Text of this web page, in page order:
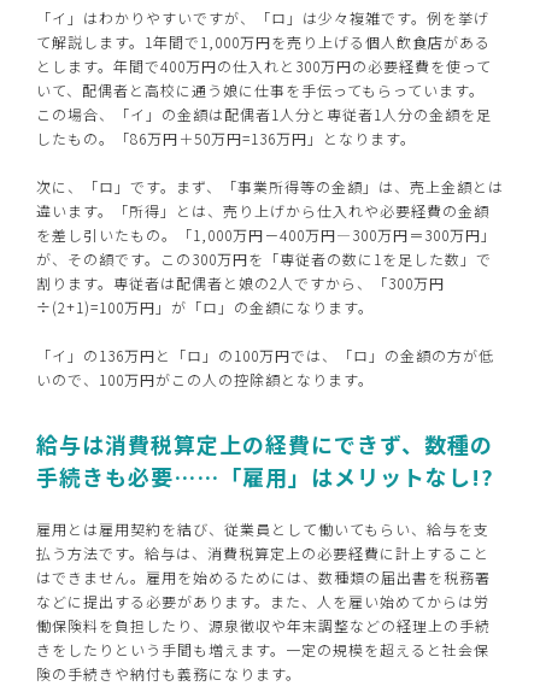
「イ」はわかりやすいですが、「ロ」は少々複雑です。例を挙げ
て解説します。1年間で1,000万円を売り上げる個人飲食店がある
とします。年間で400万円の仕入れと300万円の必要経費を使って
いて、配偶者と高校に通う娘に仕事を手伝ってもらっています。
この場合、「イ」の金額は配偶者1人分と専従者1人分の金額を足
したもの。「86万円＋50万円=136万円」となります。
次に、「ロ」です。まず、「事業所得等の金額」は、売上金額とは
違います。「所得」とは、売り上げから仕入れや必要経費の金額
を差し引いたもの。「1,000万円－400万円―300万円＝300万円」
が、その額です。この300万円を「専従者の数に1を足した数」で
割ります。専従者は配偶者と娘の2人ですから、「300万円
÷(2+1)=100万円」が「ロ」の金額になります。
「イ」の136万円と「ロ」の100万円では、「ロ」の金額の方が低
いので、100万円がこの人の控除額となります。
給与は消費税算定上の経費にできず、数種の
手続きも必要……「雇用」はメリットなし!?
雇用とは雇用契約を結び、従業員として働いてもらい、給与を支
払う方法です。給与は、消費税算定上の必要経費に計上すること
はできません。雇用を始めるためには、数種類の届出書を税務署
などに提出する必要があります。また、人を雇い始めてからは労
働保険料を負担したり、源泉徴収や年末調整などの経理上の手続
きをしたりという手間も増えます。一定の規模を超えると社会保
険の手続きや納付も義務になります。